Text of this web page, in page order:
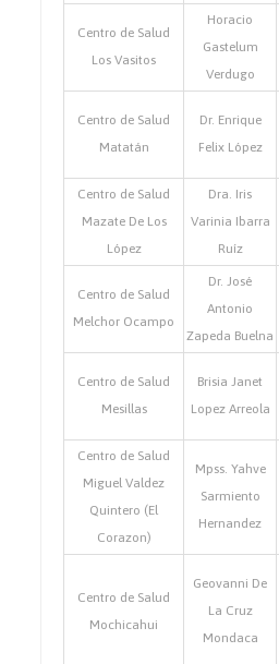
Centro de Salud
Los Vasitos
Horacio
Gastelum
Verdugo
Centro de Salud
Matatán
Dr. Enrique
Felix López
Centro de Salud
Mazate De Los
López
Dra. Iris
Varinia Ibarra
Ruíz
Centro de Salud
Melchor Ocampo
Dr. José
Antonio
Zapeda Buelna
Centro de Salud
Mesillas
Brisia Janet
Lopez Arreola
Centro de Salud
Miguel Valdez
Quintero (El
Corazon)
Mpss. Yahve
Sarmiento
Hernandez
Centro de Salud
Mochicahui
Geovanni De
La Cruz
Mondaca